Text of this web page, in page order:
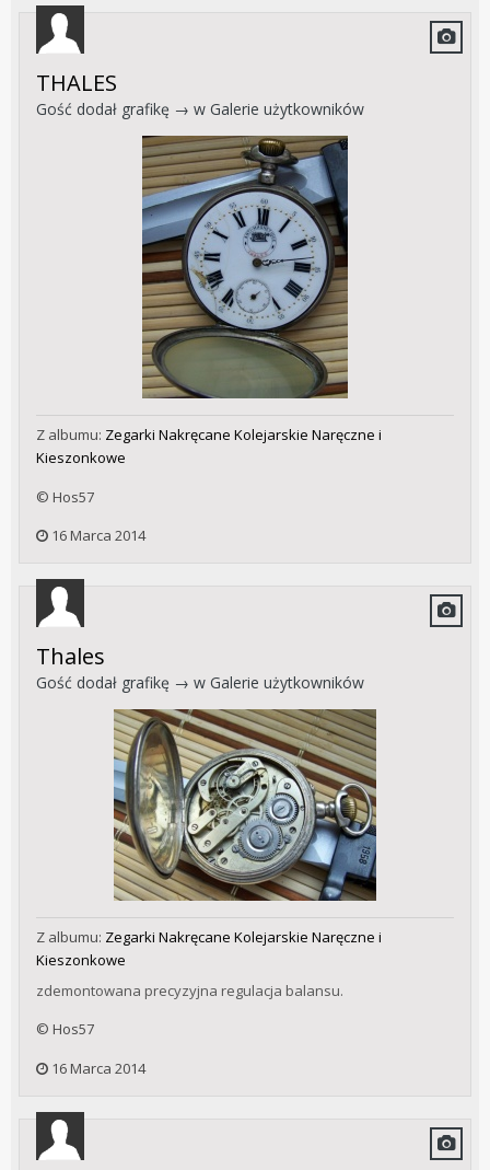
THALES
Gość dodał grafikę → w Galerie użytkowników
Z albumu: Zegarki Nakręcane Kolejarskie Naręczne i
Kieszonkowe
© Hos57
16 Marca 2014
Thales
Gość dodał grafikę → w Galerie użytkowników
Z albumu: Zegarki Nakręcane Kolejarskie Naręczne i
Kieszonkowe
zdemontowana precyzyjna regulacja balansu.
© Hos57
16 Marca 2014